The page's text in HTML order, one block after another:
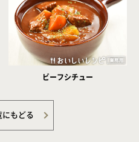
ビーフシチュー
にもどる